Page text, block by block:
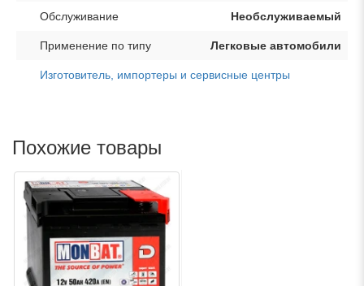
Обслуживание Необслуживаемый
Применение по типу Легковые автомобили
Изготовитель, импортеры и сервисные центры
Похожие товары